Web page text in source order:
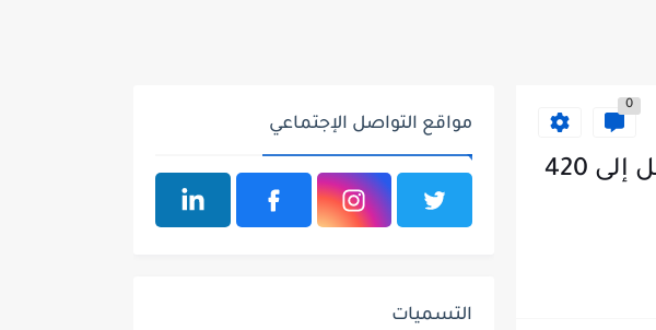
0
وظائف شاغرة لدى شركة العقرب للأمن والحماية براتب يصل إلى 420
مواقع التواصل الإجتماعي
التسميات